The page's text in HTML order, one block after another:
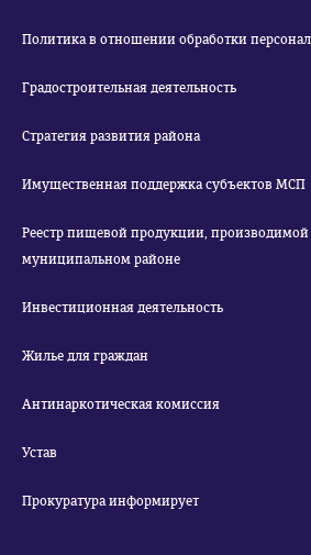
Политика в отношении обработки
Градостроительная деятельность
Стратегия развития района
Имущественная поддержка субъектов МСП
Реестр пищевой продукции,
муниципальном районе
Инвестиционная деятельность
Жилье для граждан
Антинаркотическая комиссия
Устав
Прокуратура информирует